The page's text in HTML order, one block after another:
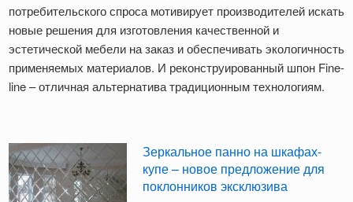
потребительского спроса мотивирует производителей искать
новые решения для изготовления качественной и
эстетической мебели на заказ и обеспечивать экологичность
применяемых материалов. И реконструированный шпон Fine-
line – отличная альтернатива традиционным технологиям.
Зеркальное панно на шкафах-
купе – новое предложение для
поклонников эксклюзива